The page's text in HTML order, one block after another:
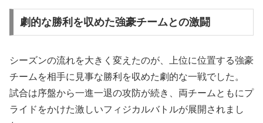
劇的な勝利を収めた強豪チームとの激闘
シーズンの流れを大きく変えたのが、上位に位置する強豪
チームを相手に見事な勝利を収めた劇的な一戦でした。
試合は序盤から一進一退の攻防が続き、両チームともにプ
ライドをかけた激しいフィジカルバトルが展開されまし